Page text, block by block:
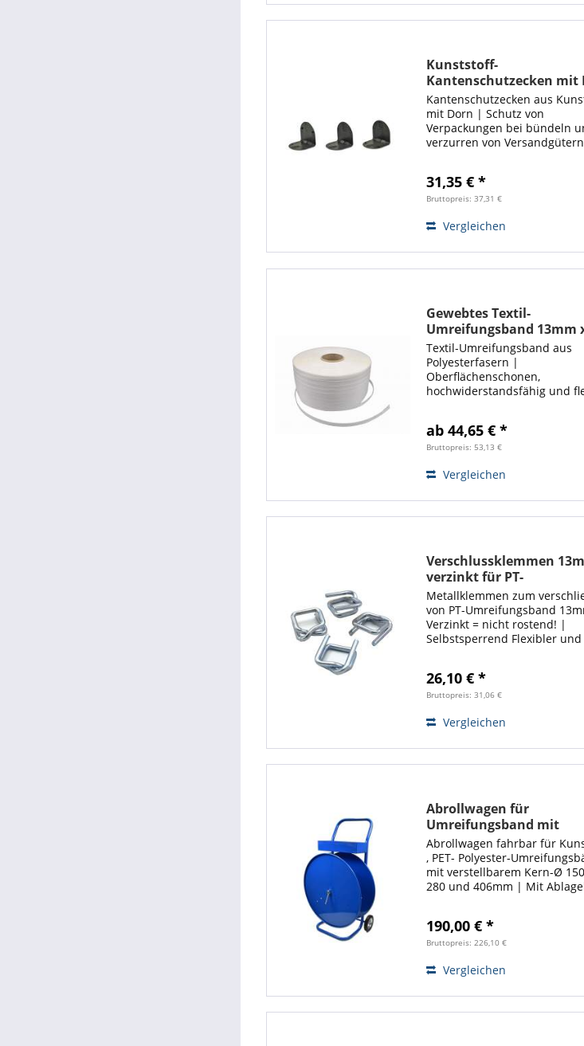
Kunststoff-
Kantenschutzecken mit
für Umreifungsband
Stück) | Ecoline
Kantenschutzecken aus
mit Dorn | Schutz von
Verpackungen bei bündeln
verzurren von
31,35 € *
Bruttopreis: 37,31 €
Vergleichen
Gewebtes Textil-
Umreifungsband 13mm
1.100m Hohe Kraft! |
Textil-Umreifungsband aus
Polyesterfasern |
Oberflächenschonen,
hochwiderstandsfähig und
bis ca. 375kg! Flexibler und
Abrollwagen gesucht ❓ ❗ Hier...
ab 44,65 € *
Bruttopreis: 53,13 €
Vergleichen
Verschlussklemmen
verzinkt für PT-
Umreifungsband |
Metallklemmen zum
von PT-Umreifungsband
Verzinkt = nicht rostend! |
Selbstsperrend Flexibler und
26,10 € *
Bruttopreis: 31,06 €
Vergleichen
Abrollwagen für
Umreifungsband mit
verstellbarem Kern-Ø
406mm | Ecoline
Abrollwagen fahrbar für
, PET- Polyester-
mit verstellbarem Kern-Ø
280 und 406mm | Mit
entlang! ❗
190,00 € *
Bruttopreis: 226,10 €
Vergleichen